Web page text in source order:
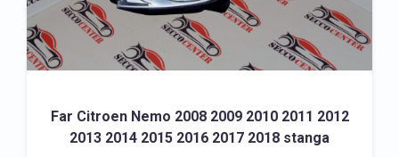
Far Citroen Nemo 2008 2009 2010 2011 2012
2013 2014 2015 2016 2017 2018 stanga